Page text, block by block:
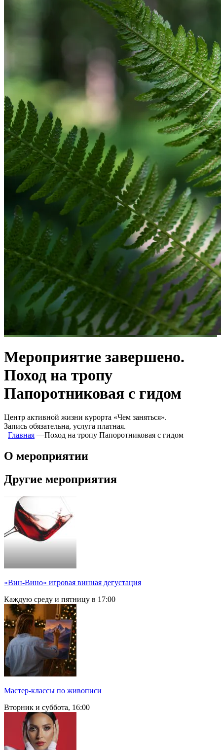
Мероприятие завершено.
Поход на тропу
Папоротниковая с гидом
Центр активной жизни курорта «Чем заняться».
Запись обязательна, услуга платная.
Главная ―Поход на тропу Папоротниковая с гидом
О мероприятии
Другие мероприятия
«Вин-Вино» игровая винная дегустация
Каждую среду и пятницу в 17:00
Мастер-классы по живописи
Вторник и суббота, 16:00